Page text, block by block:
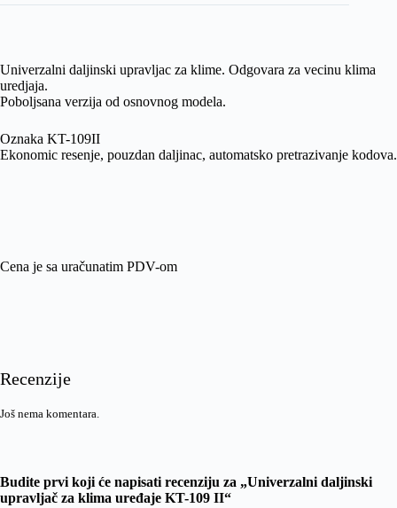
Univerzalni daljinski upravljac za klime. Odgovara za vecinu klima
uredjaja.
Poboljsana verzija od osnovnog modela.
Oznaka KT-109II
Ekonomic resenje, pouzdan daljinac, automatsko pretrazivanje kodova.
Cena je sa uračunatim PDV-om
Recenzije
Još nema komentara.
Budite prvi koji će napisati recenziju za „Univerzalni daljinski
upravljač za klima uređaje KT-109 II“